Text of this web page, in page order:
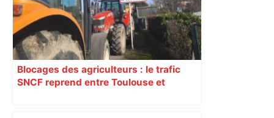
Blocages des agriculteurs : le trafic
SNCF reprend entre Toulouse et